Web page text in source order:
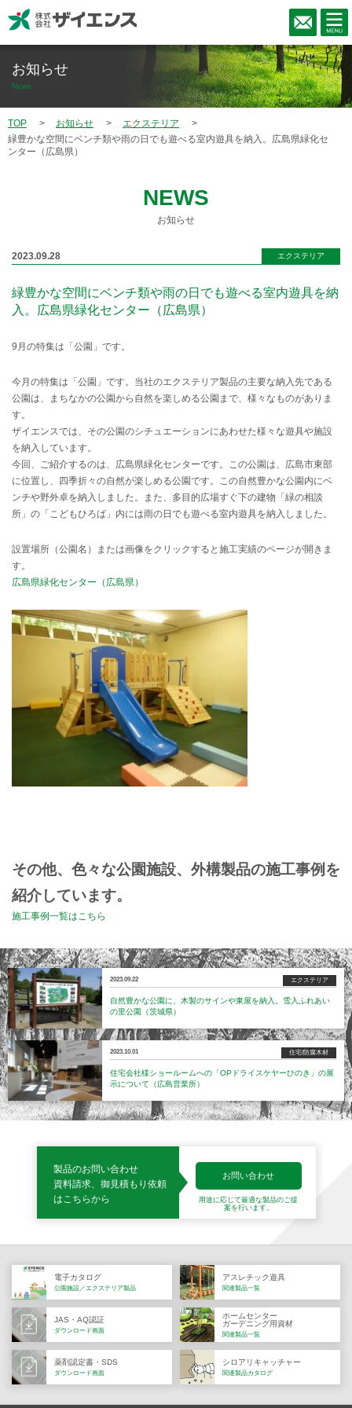
お知らせ
News
TOP お知らせ
エクステリア
緑豊かな空間にベンチ類や雨の日でも遊べる室内遊具を納入。広島県緑化セ
ンター（広島県）
NEWS
お知らせ
2023.09.28 エクステリア
緑豊かな空間にベンチ類や雨の日でも遊べる室内遊具を納
入。広島県緑化センター（広島県）
9月の特集は「公園」です。
今月の特集は「公園」です。当社のエクステリア製品の主要な納入先である
公園は、まちなかの公園から自然を楽しめる公園まで、様々なものがありま
す。
ザイエンスでは、その公園のシチュエーションにあわせた様々な遊具や施設
を納入しています。
今回、ご紹介するのは、 広島県緑化センターです。この公園は、広島市東部
に位置し、四季折々の自然が楽しめる公園です。この自然豊かな公園内にベ
ンチや野外卓を納入しました。また、多目的広場すぐ下の建物「緑の相談
所」の「こどもひろば」内には雨の日でも遊べる室内遊具を納入しました。
設置場所（公園名）または画像をクリックすると施工実績のページが開きま
す。
広島県緑化センター（広島県）
その他、色々な公園施設、外構製品の施工事例を
紹介しています。
施工事例一覧はこちら
2023.09.22 エクステリア
自然豊かな公園に、木製のサインや東屋を納入。雪入ふれあい
の里公園（茨城県）
2023.10.01 住宅/防腐木材
住宅会社様ショールームへの「OPドライスケヤーひのき」の展
示について（広島営業所）
製品のお問い合わせ
資料請求、御見積もり依頼
はこちらから
お問い合わせ
用途に応じて最適な製品のご提
案を行います。
電子カタログ
公園施設／エクステリア製品
アスレチック遊具
関連製品一覧
JAS・AQ認証
ダウンロード画面
ホームセンター
ガーデニング用資材
関連製品一覧
薬剤認定書・SDS
ダウンロード画面
シロアリキャッチャー
関連製品カタログ